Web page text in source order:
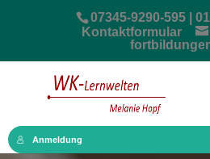
07345-9290-595 |
Kontaktformular
Anmeldung